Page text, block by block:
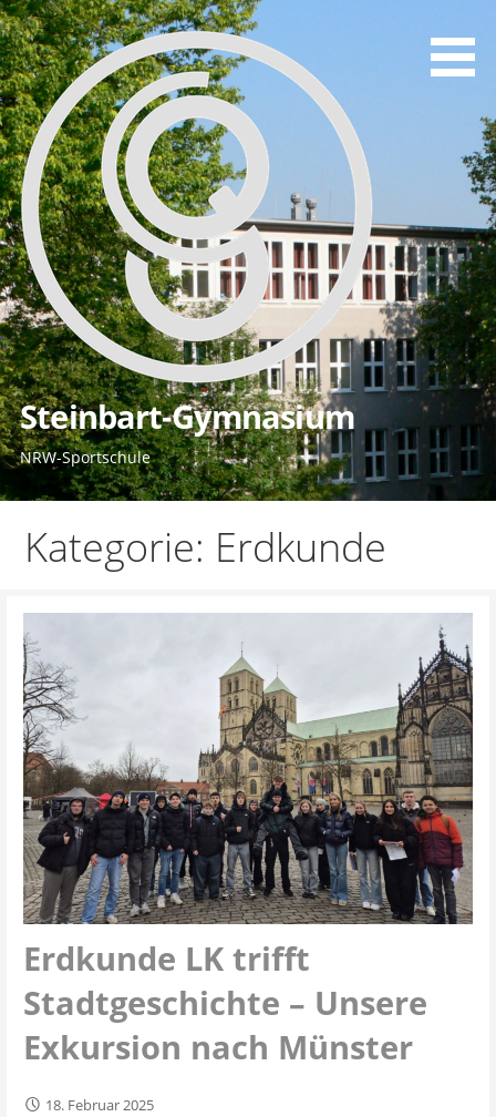
Zum
Inhalt
springen
Steinbart-Gymnasium
NRW-Sportschule
Kategorie: Erdkunde
Erdkunde LK trifft
Stadtgeschichte – Unsere
Exkursion nach Münster
18. Februar 2025